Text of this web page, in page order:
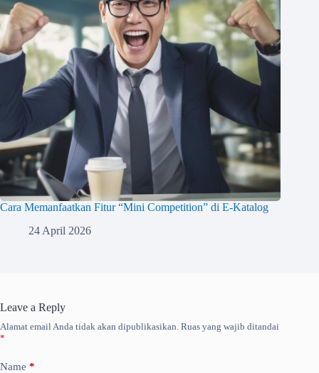
Cara Memanfaatkan Fitur “Mini Competition” di E-Katalog
24 April 2026
Leave a Reply
Alamat email Anda tidak akan dipublikasikan. Ruas yang wajib ditandai
*
Name *